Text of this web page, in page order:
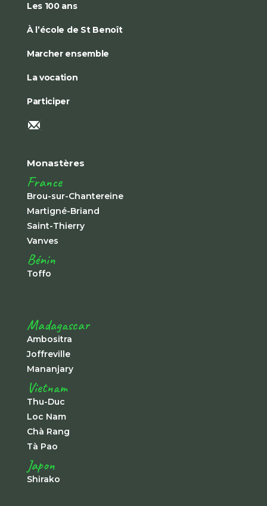
Les 100 ans
À l’école de St Benoît
Marcher ensemble
La vocation
Participer
Monastères
France
Brou-sur-Chantereine
Martigné-Briand
Saint-Thierry
Vanves
Bénin
Toffo
Madagascar
Ambositra
Joffreville
Mananjary
Vietnam
Thu-Duc
Loc Nam
Chà Rang
Tà Pao
Japon
Shirako